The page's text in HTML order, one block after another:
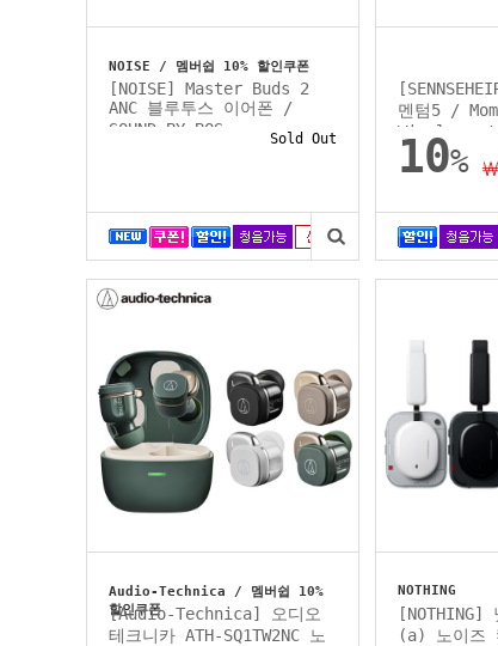
NOISE / 멤버쉽 10% 할인쿠폰
[NOISE] Master Buds 2
ANC 블루투스 이어폰 /
SOUND BY BOS...
Sold Out
멘텀5 /
Wireless /
10% ￦
Audio-Technica / 멤버쉽 10%
할인쿠폰
[Audio-Technica] 오디오
테크니카 ATH-SQ1TW2NC 노
NOTHING
[NOTHING]
(a) 노이즈